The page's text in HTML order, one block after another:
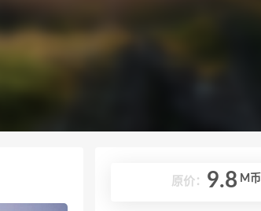
原价： 9.8 M币